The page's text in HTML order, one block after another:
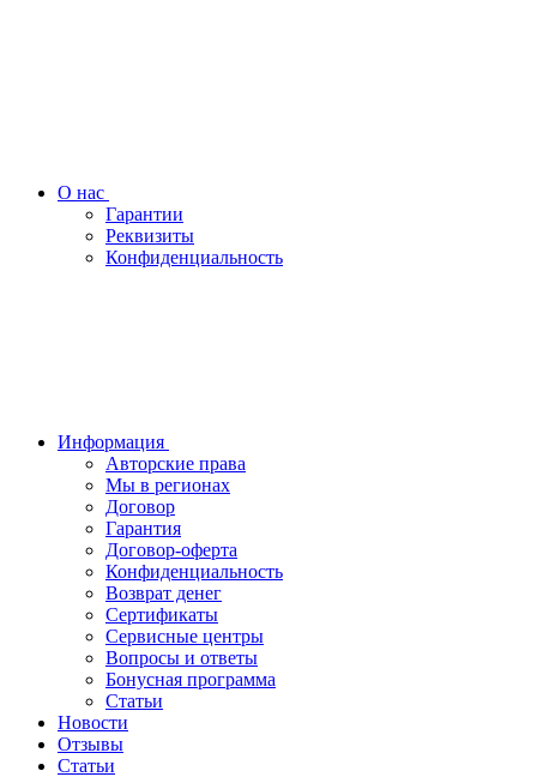
О нас
Гарантии
Реквизиты
Конфиденциальность
Информация
Авторские права
Мы в регионах
Договор
Гарантия
Договор-оферта
Конфиденциальность
Возврат денег
Сертификаты
Сервисные центры
Вопросы и ответы
Бонусная программа
Статьи
Новости
Отзывы
Статьи